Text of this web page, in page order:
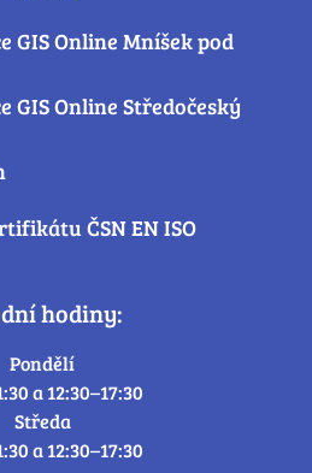
GIS Online Mníšek pod
GIS Online Středočeský
ČSN EN ISO
hodiny:
Pondělí
a 12:30–17:30
Středa
a 12:30–17:30